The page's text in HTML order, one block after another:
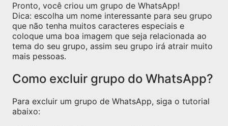
Pronto, você criou um grupo de WhatsApp!
Dica: escolha um nome interessante para seu grupo
que não tenha muitos caracteres especiais e
coloque uma boa imagem que seja relacionada ao
tema do seu grupo, assim seu grupo irá atrair muito
mais pessoas.
Como excluir grupo do WhatsApp?
Para excluir um grupo de WhatsApp, siga o tutorial
abaixo: